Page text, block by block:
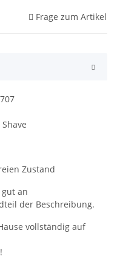
Frage zum Artikel
Zustand
an
der Beschreibung.
vollständig auf